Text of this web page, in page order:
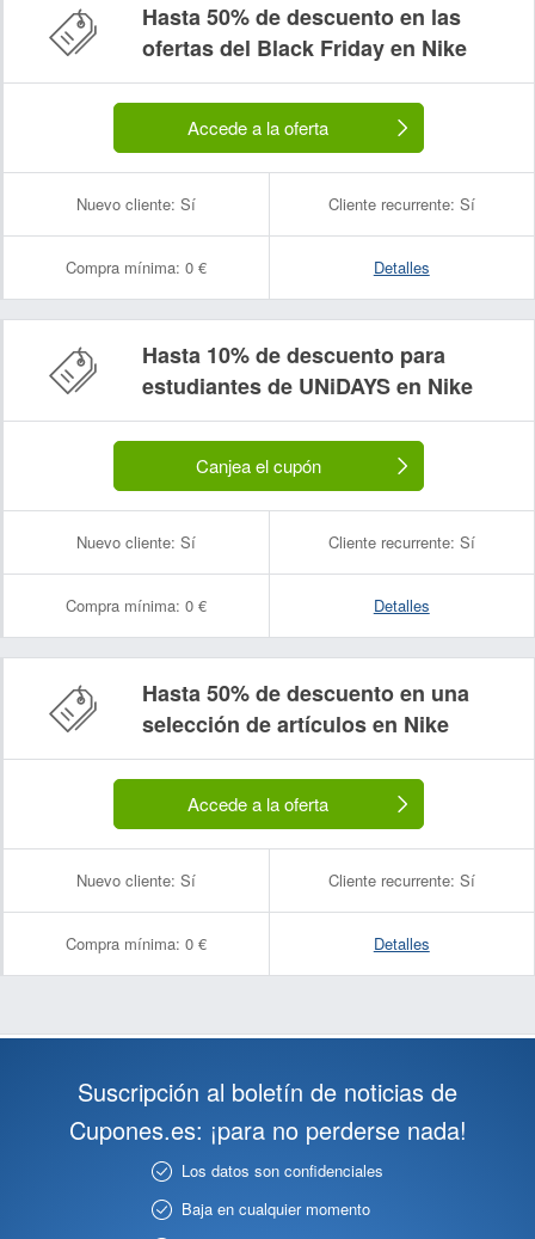
Hasta 50% de descuento en las
ofertas del Black Friday en Nike
Accede a la oferta
Nuevo cliente: Sí Cliente recurrente: Sí
Compra mínima: 0 € Detalles
Hasta 10% de descuento para
estudiantes de UNiDAYS en Nike
Canjea el cupón
Nuevo cliente: Sí Cliente recurrente: Sí
Compra mínima: 0 € Detalles
Hasta 50% de descuento en una
selección de artículos en Nike
Accede a la oferta
Nuevo cliente: Sí Cliente recurrente: Sí
Compra mínima: 0 € Detalles
Suscripción al boletín de noticias de
Cupones.es: ¡para no perderse nada!
Los datos son confidenciales
Baja en cualquier momento